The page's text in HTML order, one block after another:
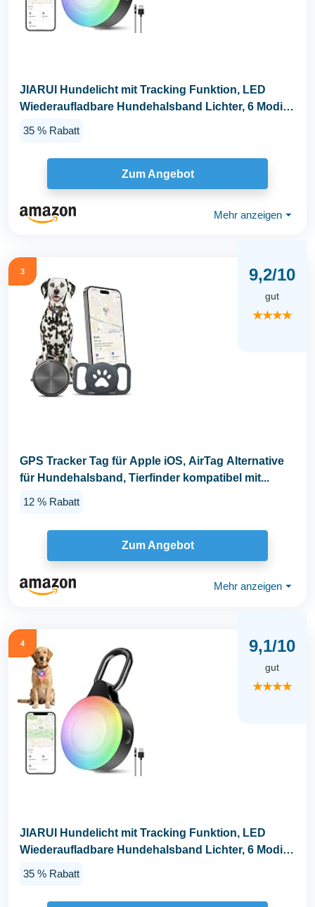
JIARUI Hundelicht mit Tracking Funktion, LED
Wiederaufladbare Hundehalsband Lichter, 6 Modi
35 % Rabatt
Zum Angebot
Mehr anzeigen ⏷
3 9,2/10
gut
★★★★
GPS Tracker Tag für Apple iOS, AirTag Alternative
für Hundehalsband, Tierfinder kompatibel mit...
12 % Rabatt
Zum Angebot
Mehr anzeigen ⏷
4 9,1/10
gut
★★★★
JIARUI Hundelicht mit Tracking Funktion, LED
Wiederaufladbare Hundehalsband Lichter, 6 Modi
35 % Rabatt